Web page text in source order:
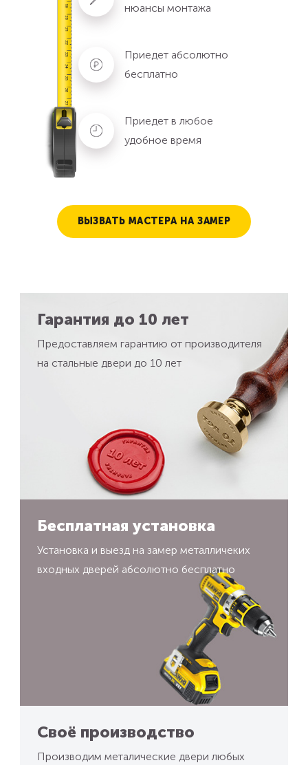
нюансы монтажа
Приедет абсолютно
бесплатно
Приедет в любое
удобное время
ВЫЗВАТЬ МАСТЕРА НА ЗАМЕР
Гарантия до 10 лет
Предоставляем гарантию от производителя
на стальные двери до 10 лет
Бесплатная установка
Установка и выезд на замер металличеких
входных дверей абсолютно бесплатно
Своё производство
Производим металические двери любых